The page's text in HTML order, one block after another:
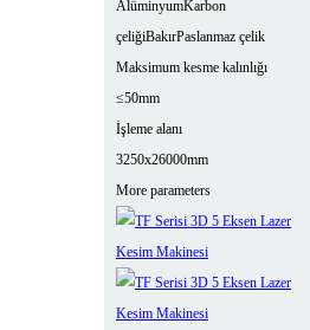
AlüminyumKarbon
çeliğiBakırPaslanmaz çelik
Maksimum kesme kalınlığı
≤50mm
İşleme alanı
3250x26000mm
More parameters